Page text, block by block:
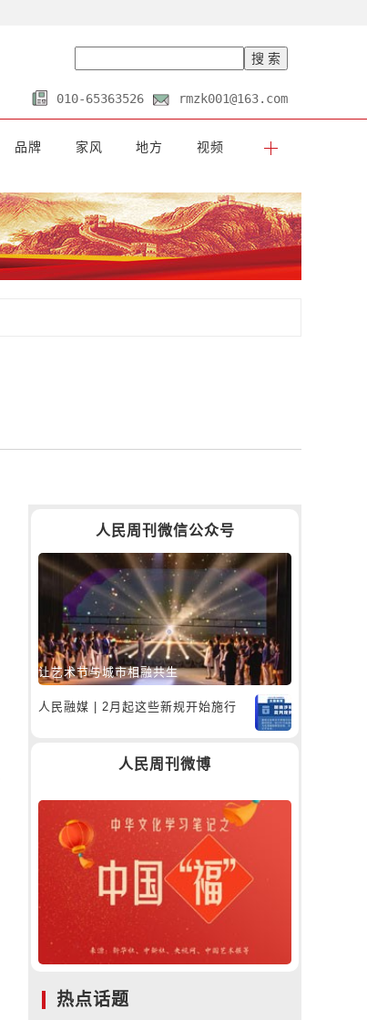
010-65363526 rmzk001@163.com
品牌 家风 地方 视频
人民周刊微信公众号
让艺术节与城市相融共生
人民融媒 | 2月起这些新规开始施行
人民周刊微博
热点话题